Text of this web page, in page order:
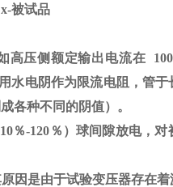
被试品
高压侧额定输出电流在
水电阴作为限流电阻，管于
各种不同的阴值）。
％-120 ％）球间隙放电，
因是由于试验变压器存在